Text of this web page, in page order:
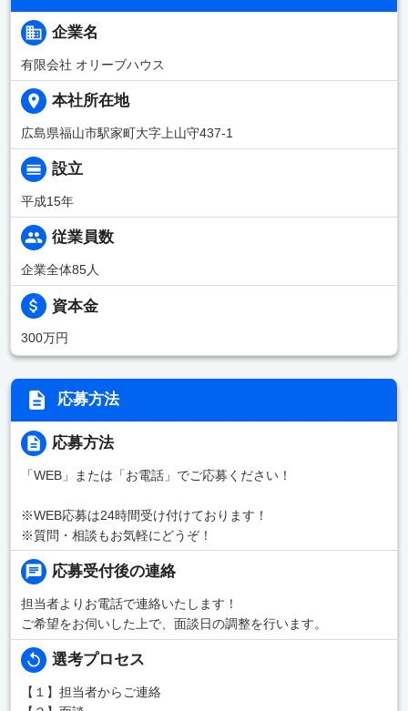
企業名
有限会社 オリーブハウス
本社所在地
広島県福山市駅家町大字上山守437-1
設立
平成15年
従業員数
企業全体85人
資本金
300万円
応募方法
応募方法
「WEB」または「お電話」でご応募ください！
※WEB応募は24時間受け付けております！
※質問・相談もお気軽にどうぞ！
応募受付後の連絡
担当者よりお電話で連絡いたします！
ご希望をお伺いした上で、面談日の調整を行います。
選考プロセス
【１】担当者からご連絡